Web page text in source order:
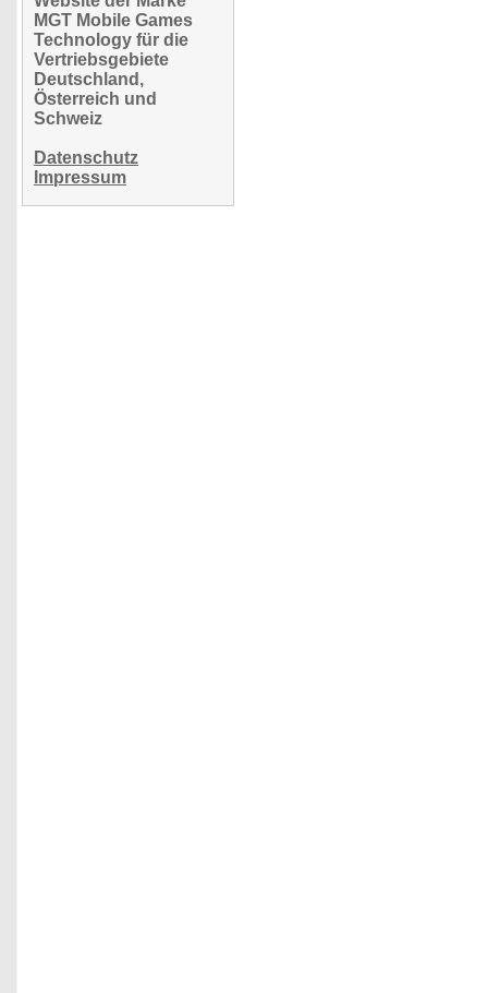
MGT Mobile Games
Technology für die
Vertriebsgebiete
Deutschland,
Österreich und
Schweiz
Datenschutz
Impressum